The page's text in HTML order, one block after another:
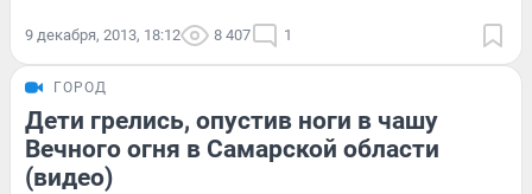
9 декабря, 2013, 18:12 8 407 1
ГОРОД
Дети грелись, опустив ноги в чашу
Вечного огня в Самарской области
(видео)